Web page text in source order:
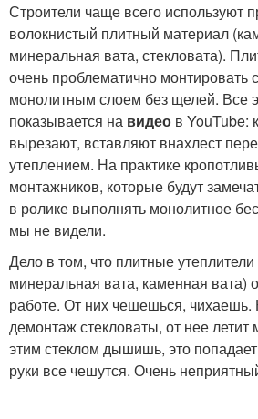
Строители чаще всего используют
волокнистый плитный материал
минеральная вата, стекловата).
очень проблематично
монолитным слоем без щелей. Все
показывается на видео в YouTube:
вырезают, вставляют внахлест
утеплением. На практике
монтажников, которые будут
в ролике выполнять монолитное
мы не видели.
Дело в том, что плитные утеплители
минеральная вата, каменная вата)
работе. От них чешешься, чихаешь.
демонтаж стекловаты, от нее летит
этим стеклом дышишь, это попадает
руки все чешутся. Очень